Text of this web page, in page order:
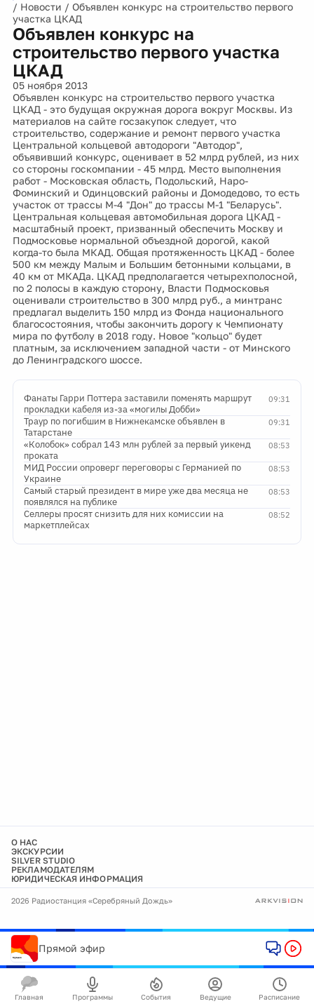
/ Новости / Объявлен конкурс на строительство первого
участка ЦКАД
Объявлен конкурс на
строительство первого участка
ЦКАД
05 ноября 2013
Объявлен конкурс на строительство первого участка
ЦКАД - это будущая окружная дорога вокруг Москвы. Из
материалов на сайте госзакупок следует, что
строительство, содержание и ремонт первого участка
Центральной кольцевой автодороги "Автодор",
объявивший конкурс, оценивает в 52 млрд рублей, из них
со стороны госкомпании - 45 млрд. Место выполнения
работ - Московская область, Подольский, Наро-
Фоминский и Одинцовский районы и Домодедово, то есть
участок от трассы М-4 "Дон" до трассы М-1 "Беларусь".
Центральная кольцевая автомобильная дорога ЦКАД -
масштабный проект, призванный обеспечить Москву и
Подмосковье нормальной объездной дорогой, какой
когда-то была МКАД. Общая протяженность ЦКАД - более
500 км между Малым и Большим бетонными кольцами, в
40 км от МКАДа. ЦКАД предполагается четырехполосной,
по 2 полосы в каждую сторону, Власти Подмосковья
оценивали строительство в 300 млрд руб., а минтранс
предлагал выделить 150 млрд из Фонда национального
благосостояния, чтобы закончить дорогу к Чемпионату
мира по футболу в 2018 году. Новое "кольцо" будет
платным, за исключением западной части - от Минского
до Ленинградского шоссе.
09:31
Фанаты Гарри Поттера заставили поменять маршрут
прокладки кабеля из-за «могилы Добби»
09:31
Траур по погибшим в Нижнекамске объявлен в
Татарстане
08:53
«Колобок» собрал 143 млн рублей за первый уикенд
проката
08:53
МИД России опроверг переговоры с Германией по
Украине
08:53
Самый старый президент в мире уже два месяца не
появлялся на публике
08:52
Селлеры просят снизить для них комиссии на
маркетплейсах
О НАС
ЭКСКУРСИИ
SILVER STUDIO
РЕКЛАМОДАТЕЛЯМ
ЮРИДИЧЕСКАЯ ИНФОРМАЦИЯ
2026 Радиостанция «Серебряный Дождь»
Прямой эфир
Главная Программы События Ведущие Расписание